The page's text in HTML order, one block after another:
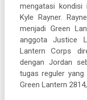
mengatasi
Kyle Rayner.
menjadi Green
anggota Justice
Lantern Corps
dengan Jordan
tugas reguler yang
Green Lantern